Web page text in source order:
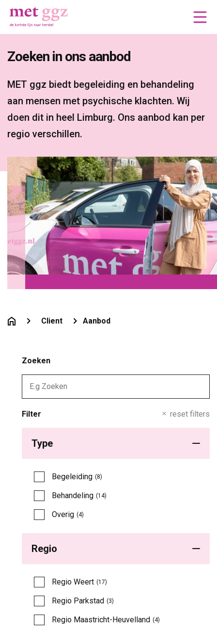
Zoeken in ons aanbod
MET ggz biedt begeleiding en behandeling
aan mensen met psychische klachten. Wij
doen dit in heel Limburg. Ons aanbod kan per
regio verschillen.
Client Aanbod
Zoeken
Filter reset filters
Type
Begeleiding (8)
Behandeling (14)
Overig (4)
Regio
Regio Weert (17)
Regio Parkstad (3)
Regio Maastricht-Heuvelland (4)